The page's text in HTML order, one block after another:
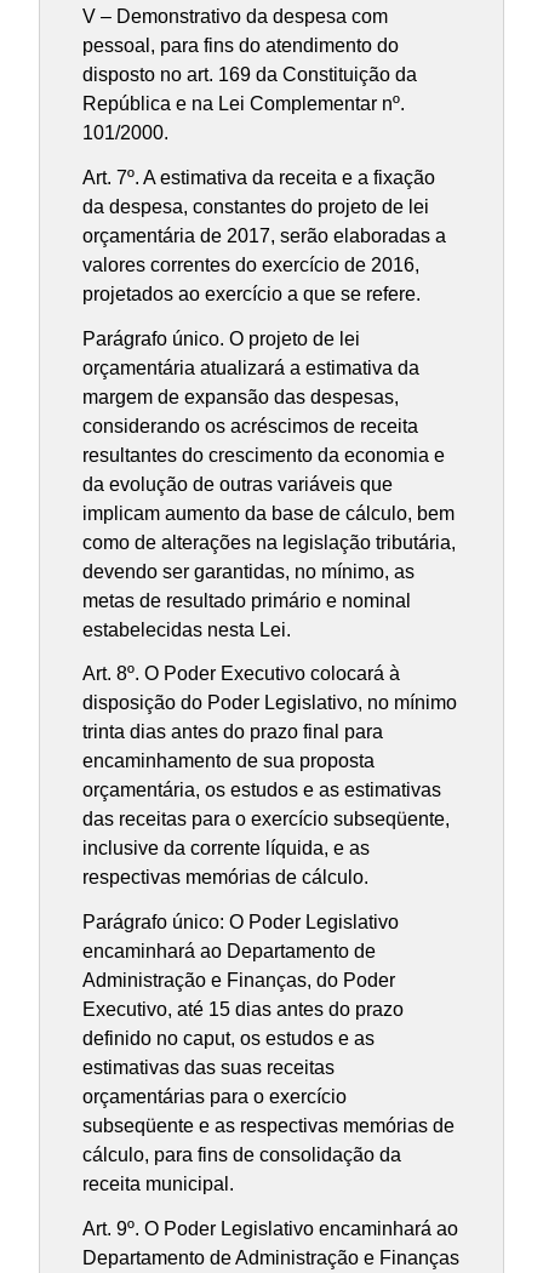
V – Demonstrativo da despesa com
pessoal, para fins do atendimento do
disposto no art. 169 da Constituição da
República e na Lei Complementar nº.
101/2000.
Art. 7º. A estimativa da receita e a fixação
da despesa, constantes do projeto de lei
orçamentária de 2017, serão elaboradas a
valores correntes do exercício de 2016,
projetados ao exercício a que se refere.
Parágrafo único. O projeto de lei
orçamentária atualizará a estimativa da
margem de expansão das despesas,
considerando os acréscimos de receita
resultantes do crescimento da economia e
da evolução de outras variáveis que
implicam aumento da base de cálculo, bem
como de alterações na legislação tributária,
devendo ser garantidas, no mínimo, as
metas de resultado primário e nominal
estabelecidas nesta Lei.
Art. 8º. O Poder Executivo colocará à
disposição do Poder Legislativo, no mínimo
trinta dias antes do prazo final para
encaminhamento de sua proposta
orçamentária, os estudos e as estimativas
das receitas para o exercício subseqüente,
inclusive da corrente líquida, e as
respectivas memórias de cálculo.
Parágrafo único: O Poder Legislativo
encaminhará ao Departamento de
Administração e Finanças, do Poder
Executivo, até 15 dias antes do prazo
definido no caput, os estudos e as
estimativas das suas receitas
orçamentárias para o exercício
subseqüente e as respectivas memórias de
cálculo, para fins de consolidação da
receita municipal.
Art. 9º. O Poder Legislativo encaminhará ao
Departamento de Administração e Finanças